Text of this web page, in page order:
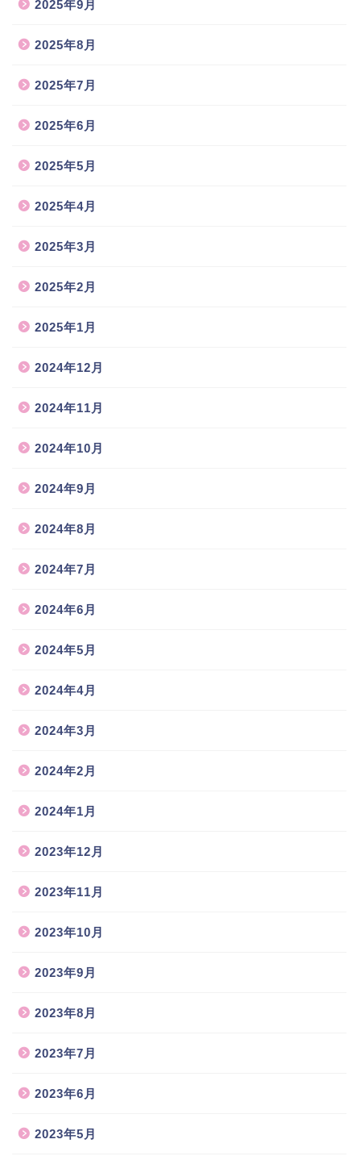
2025年9月
2025年8月
2025年7月
2025年6月
2025年5月
2025年4月
2025年3月
2025年2月
2025年1月
2024年12月
2024年11月
2024年10月
2024年9月
2024年8月
2024年7月
2024年6月
2024年5月
2024年4月
2024年3月
2024年2月
2024年1月
2023年12月
2023年11月
2023年10月
2023年9月
2023年8月
2023年7月
2023年6月
2023年5月